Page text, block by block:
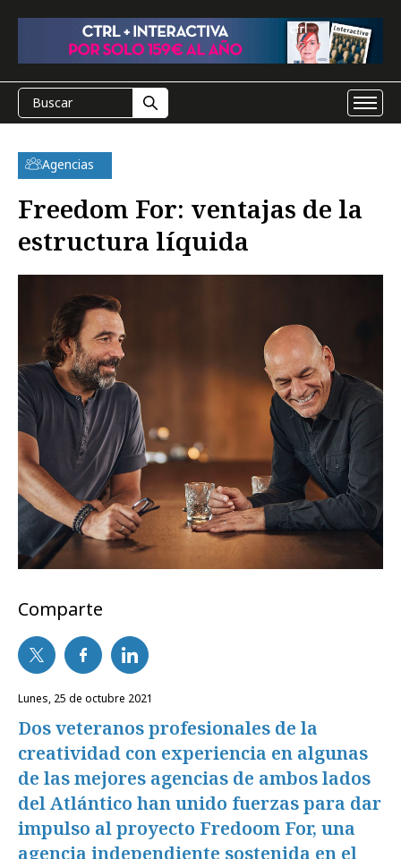
Agencias
Freedom For: ventajas de la
estructura líquida
Comparte
lunes, 25 de octubre 2021
Dos veteranos profesionales de la
creatividad con experiencia en algunas
de las mejores agencias de ambos lados
del Atlántico han unido fuerzas para dar
impulso al proyecto Fredoom For, una
agencia independiente sostenida en el